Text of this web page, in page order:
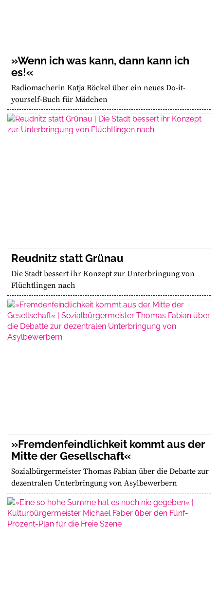
»Wenn ich was kann, dann kann ich
es!«
Radiomacherin Katja Röckel über ein neues Do-it-
yourself-Buch für Mädchen
Reudnitz statt Grünau
Die Stadt bessert ihr Konzept zur Unterbringung von
Flüchtlingen nach
»Fremdenfeindlichkeit kommt aus der
Mitte der Gesellschaft«
Sozialbürgermeister Thomas Fabian über die Debatte zur
dezentralen Unterbringung von Asylbewerbern